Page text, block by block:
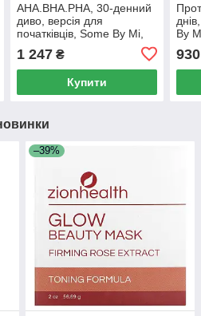
AHA.BHA.PHA, 30-денний
диво, версія для
початківців, Some By Mi,
1 247₴
Купити
By
930
–39%